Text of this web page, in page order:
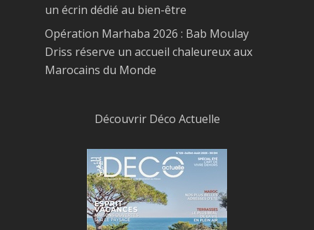
un écrin dédié au bien-être
Opération Marhaba 2026 : Bab Moulay
Driss réserve un accueil chaleureux aux
Marocains du Monde
Découvrir Déco Actuelle